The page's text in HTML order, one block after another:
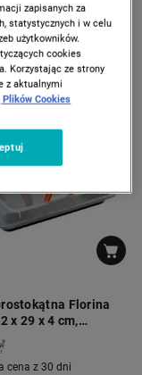
*
cena z 30 dni
Florina
x 29 x 4 cm,
z uchwytem
*
cena z 30 dni
zapisanych za
statystycznych i w celu
użytkowników.
cookies
Korzystając ze strony
z aktualnymi
Cookies